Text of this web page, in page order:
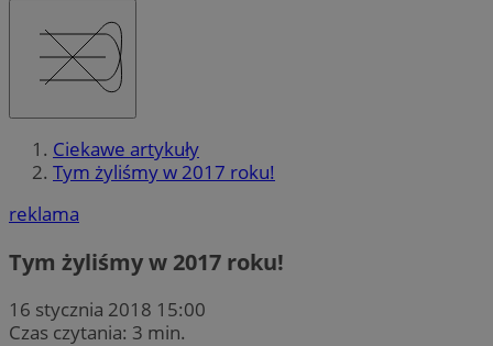
Ciekawe artykuły
Tym żyliśmy w 2017 roku!
reklama
Tym żyliśmy w 2017 roku!
16 stycznia 2018 15:00
Czas czytania: 3 min.